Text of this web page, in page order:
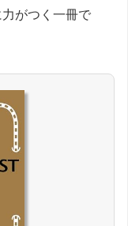
がつく一冊で